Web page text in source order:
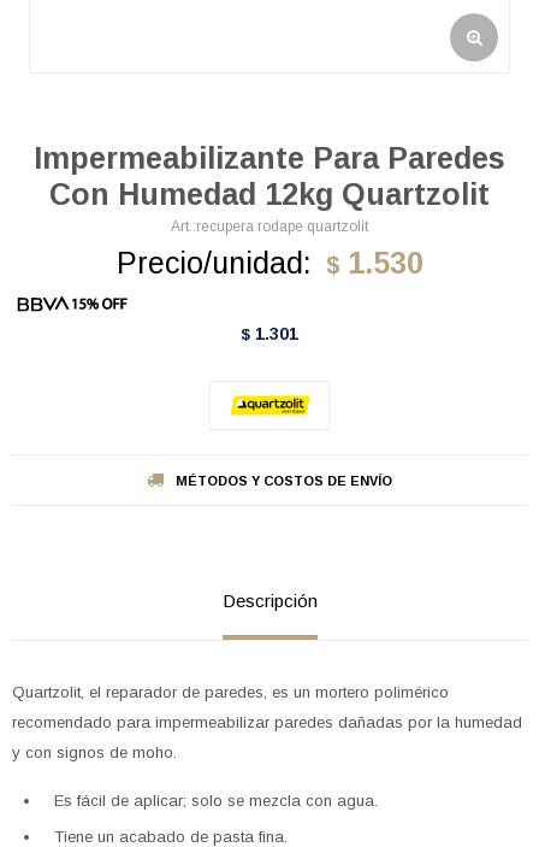
Impermeabilizante Para Paredes
Con Humedad 12kg Quartzolit
recupera rodape quartzolit
Precio/unidad: $ 1.530
$ 1.301
MÉTODOS Y COSTOS DE ENVÍO
Descripción
Quartzolit, el reparador de paredes, es un mortero polimérico
recomendado para impermeabilizar paredes dañadas por la humedad
y con signos de moho.
Es fácil de aplicar; solo se mezcla con agua.
Tiene un acabado de pasta fina.